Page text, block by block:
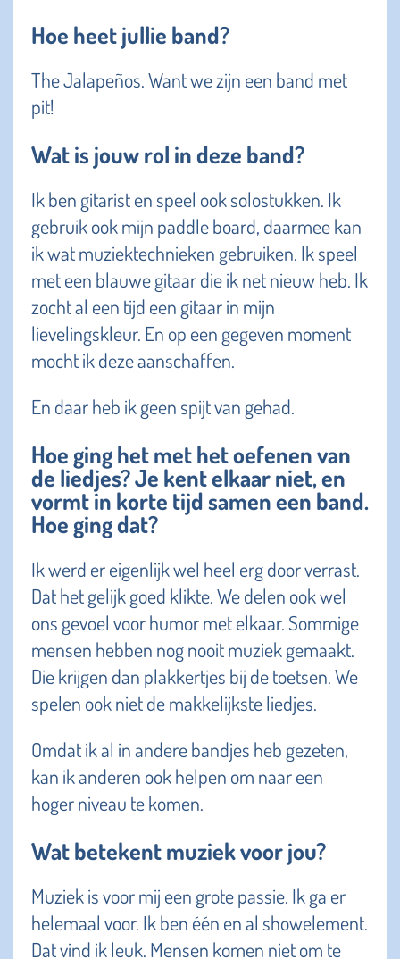
Hoe heet jullie band?
The Jalapeños. Want we zijn een band met
pit!
Wat is jouw rol in deze band?
Ik ben gitarist en speel ook solostukken. Ik
gebruik ook mijn paddle board, daarmee kan
ik wat muziektechnieken gebruiken. Ik speel
met een blauwe gitaar die ik net nieuw heb. Ik
zocht al een tijd een gitaar in mijn
lievelingskleur. En op een gegeven moment
mocht ik deze aanschaffen.
En daar heb ik geen spijt van gehad.
Hoe ging het met het oefenen van
de liedjes? Je kent elkaar niet, en
vormt in korte tijd samen een band.
Hoe ging dat?
Ik werd er eigenlijk wel heel erg door verrast.
Dat het gelijk goed klikte. We delen ook wel
ons gevoel voor humor met elkaar. Sommige
mensen hebben nog nooit muziek gemaakt.
Die krijgen dan plakkertjes bij de toetsen. We
spelen ook niet de makkelijkste liedjes.
Omdat ik al in andere bandjes heb gezeten,
kan ik anderen ook helpen om naar een
hoger niveau te komen.
Wat betekent muziek voor jou?
Muziek is voor mij een grote passie. Ik ga er
helemaal voor. Ik ben één en al showelement.
Dat vind ik leuk. Mensen komen niet om te